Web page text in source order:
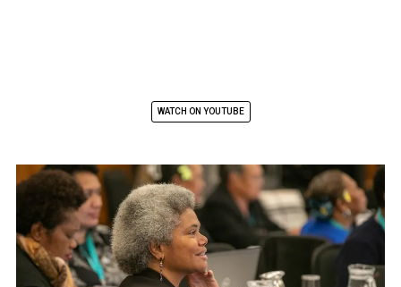
WATCH ON YOUTUBE